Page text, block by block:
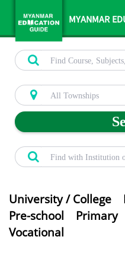
MYANMAR
University / College
Pre-school
Primary
Vocational